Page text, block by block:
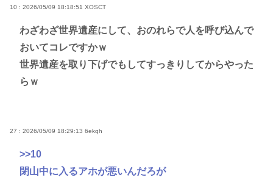
10 : 2026/05/09 18:18:51 XOSCT
わざわざ世界遺産にして、おのれらで人を呼び込んで
おいてコレですかｗ
世界遺産を取り下げでもしてすっきりしてからやった
らｗ
27 : 2026/05/09 18:29:13 6ekqh
>>10
閉山中に入るアホが悪いんだろが